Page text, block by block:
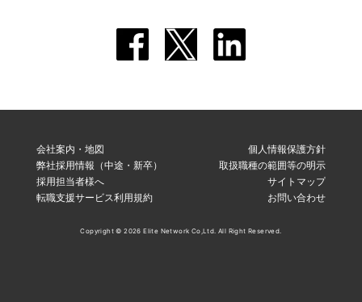
会社案内・地図
弊社採用情報（中途・新卒）
採用担当者様へ
転職支援サービス利用規約
個人情報保護方針
取扱職種の範囲等の明示
サイトマップ
お問い合わせ
Copyright © 2026 Elite Network Co,Ltd. All Right Reserved.